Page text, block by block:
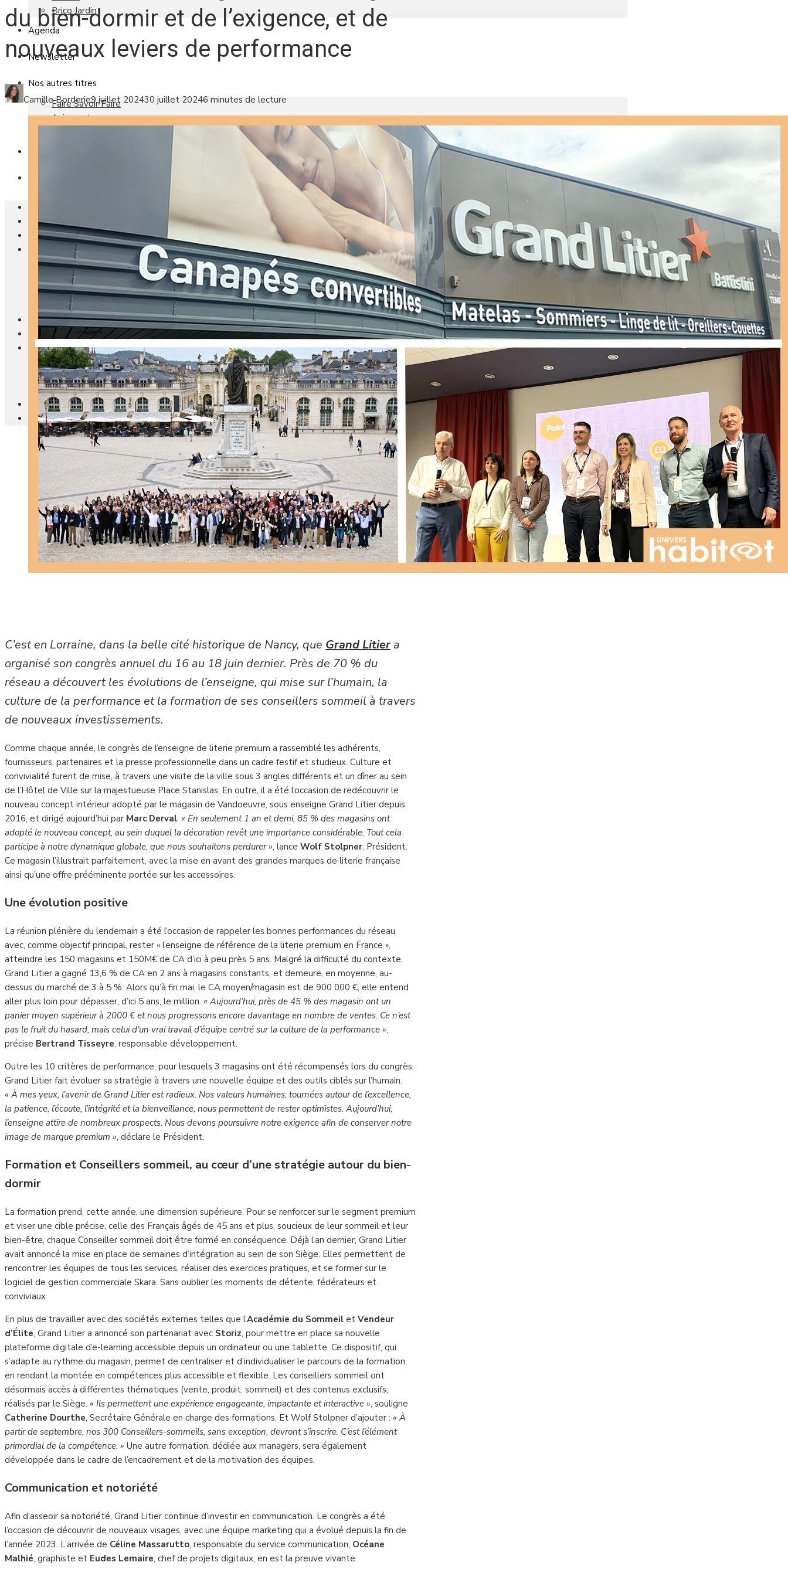
Brico Jardin
Agenda
Newsletter
Nos autres titres
Faire Savoir Faire
Aviasport
Actualités
Reportages
Les marchés
Blanc Brun
Mobilier
Cuisine
Brico Jardin
Agenda
Newsletter
Nos autres titres
Faire Savoir Faire
Aviasport
Univers Made in France
Qui sommes-nous
Contact
du bien-dormir et de l’exigence, et de
nouveaux leviers de performance
Camille Borderie9 juillet 202430 juillet 20246 minutes de lecture
C’est en Lorraine, dans la belle cité historique de Nancy, que Grand Litiera
organisé son congrès annuel du 16 au 18 juin dernier. Près de 70 % du
réseau a découvert les évolutions de l’enseigne, qui mise sur l’humain, la
culture de la performance et la formation de ses conseillers sommeil à travers
de nouveaux investissements.
Comme chaque année, le congrès de l’enseigne de literie premium a rassemblé les adhérents,
fournisseurs, partenaires et la presse professionnelle dans un cadre festif et studieux. Culture et
convivialité furent de mise, à travers une visite de la ville sous 3 angles différents et un dîner au sein
de l’Hôtel de Ville sur la majestueuse Place Stanislas. En outre, il a été l’occasion de redécouvrir le
nouveau concept intérieur adopté par le magasin de Vandoeuvre, sous enseigne Grand Litier depuis
2016, et dirigé aujourd’hui par Marc Derval. « En seulement 1 an et demi, 85 % des magasins ont
adopté le nouveau concept, au sein duquel la décoration revêt une importance considérable. Tout cela
participe à notre dynamique globale, que nous souhaitons perdurer », lance Wolf Stolpner, Président.
Ce magasin l’illustrait parfaitement, avec la mise en avant des grandes marques de literie française
ainsi qu’une offre prééminente portée sur les accessoires.
Une évolution positive
La réunion plénière du lendemain a été l’occasion de rappeler les bonnes performances du réseau
avec, comme objectif principal, rester « l’enseigne de référence de la literie premium en France »,
atteindre les 150 magasins et 150M€ de CA d’ici à peu près 5 ans. Malgré la difficulté du contexte,
Grand Litier a gagné 13,6 % de CA en 2 ans à magasins constants, et demeure, en moyenne, au-
dessus du marché de 3 à 5 %. Alors qu’à fin mai, le CA moyen/magasin est de 900 000 €, elle entend
aller plus loin pour dépasser, d’ici 5 ans, le million. « Aujourd’hui, près de 45 % des magasin ont un
panier moyen supérieur à 2000 € et nous progressons encore davantage en nombre de ventes. Ce n’est
pas le fruit du hasard, mais celui d’un vrai travail d’équipe centré sur la culture de la performance »,
précise Bertrand Tisseyre, responsable développement.
Outre les 10 critères de performance, pour lesquels 3 magasins ont été récompensés lors du congrès,
Grand Litier fait évoluer sa stratégie à travers une nouvelle équipe et des outils ciblés sur l’humain.
« À mes yeux, l’avenir de Grand Litier est radieux. Nos valeurs humaines, tournées autour de l’excellence,
la patience, l’écoute, l’intégrité et la bienveillance, nous permettent de rester optimistes. Aujourd’hui,
l’enseigne attire de nombreux prospects. Nous devons poursuivre notre exigence afin de conserver notre
image de marque premium », déclare le Président.
Formation et Conseillers sommeil, au cœur d’une stratégie autour du bien-
dormir
La formation prend, cette année, une dimension supérieure. Pour se renforcer sur le segment premium
et viser une cible précise, celle des Français âgés de 45 ans et plus, soucieux de leur sommeil et leur
bien-être, chaque Conseiller sommeil doit être formé en conséquence. Déjà l’an dernier, Grand Litier
avait annoncé la mise en place de semaines d’intégration au sein de son Siège. Elles permettent de
rencontrer les équipes de tous les services, réaliser des exercices pratiques, et se former sur le
logiciel de gestion commerciale Skara. Sans oublier les moments de détente, fédérateurs et
conviviaux.
En plus de travailler avec des sociétés externes telles que l’Académie du Sommeil et Vendeur
d’Élite, Grand Litier a annoncé son partenariat avec Storiz, pour mettre en place sa nouvelle
plateforme digitale d’e-learning accessible depuis un ordinateur ou une tablette. Ce dispositif, qui
s’adapte au rythme du magasin, permet de centraliser et d’individualiser le parcours de la formation,
en rendant la montée en compétences plus accessible et flexible. Les conseillers sommeil ont
désormais accès à différentes thématiques (vente, produit, sommeil) et des contenus exclusifs,
réalisés par le Siège. « Ils permettent une expérience engageante, impactante et interactive », souligne
Catherine Dourthe, Secrétaire Générale en charge des formations. Et Wolf Stolpner d’ajouter : « À
partir de septembre, nos 300 Conseillers-sommeils, sans exception, devront s’inscrire. C’est l’élément
primordial de la compétence. » Une autre formation, dédiée aux managers, sera également
développée dans le cadre de l’encadrement et de la motivation des équipes.
Communication et notoriété
Afin d’asseoir sa notoriété, Grand Litier continue d’investir en communication. Le congrès a été
l’occasion de découvrir de nouveaux visages, avec une équipe marketing qui a évolué depuis la fin de
l’année 2023. L’arrivée de Céline Massarutto, responsable du service communication, Océane
Malhié, graphiste et Eudes Lemaire, chef de projets digitaux, en est la preuve vivante.